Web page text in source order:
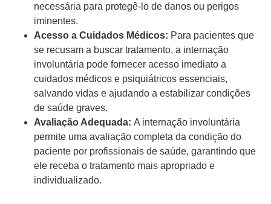
necessária para protegê-lo de danos ou perigos
iminentes.
Acesso a Cuidados Médicos: Para pacientes que
se recusam a buscar tratamento, a internação
involuntária pode fornecer acesso imediato a
cuidados médicos e psiquiátricos essenciais,
salvando vidas e ajudando a estabilizar condições
de saúde graves.
Avaliação Adequada: A internação involuntária
permite uma avaliação completa da condição do
paciente por profissionais de saúde, garantindo que
ele receba o tratamento mais apropriado e
individualizado.